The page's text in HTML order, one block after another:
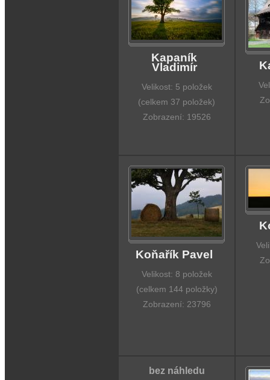
Kapaník
Vladimír
Velikost: 5 položek
(celkem 37 položek)
Zobrazení: 19526
Koňařík Pavel
Velikost: 8 položek
(celkem 144 položky)
Zobrazení: 23796
bez náhledu